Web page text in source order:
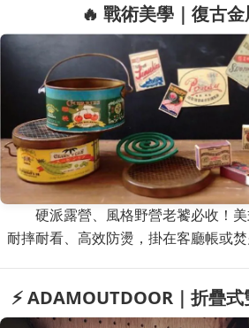
🔥 戰術美學｜復古
硬派露營、風格野營老饕必收！美
耐摔耐看、高效防燙，掛在客廳帳或焚
⚡ ADAMOUTDOOR｜折疊